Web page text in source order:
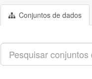
Conjuntos de dados